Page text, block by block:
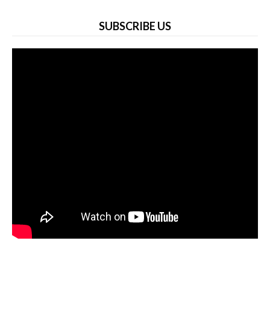
SUBSCRIBE US